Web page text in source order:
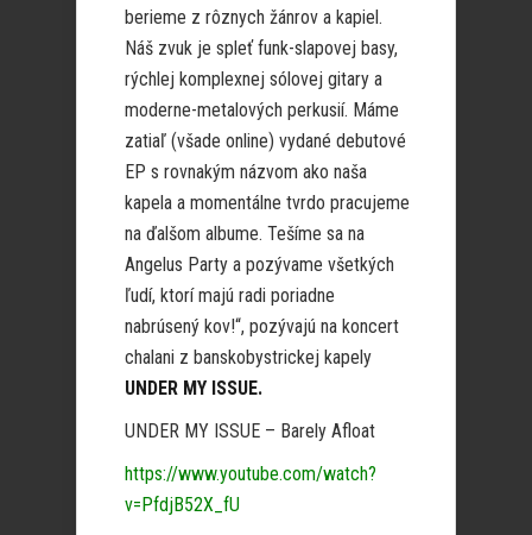
berieme z rôznych žánrov a kapiel.
Náš zvuk je spleť funk-slapovej basy,
rýchlej komplexnej sólovej gitary a
moderne-metalových perkusií. Máme
zatiaľ (všade online) vydané debutové
EP s rovnakým názvom ako naša
kapela a momentálne tvrdo pracujeme
na ďalšom albume. Tešíme sa na
Angelus Party a pozývame všetkých
ľudí, ktorí majú radi poriadne
nabrúsený kov!“, pozývajú na koncert
chalani z banskobystrickej kapely
UNDER MY ISSUE.
UNDER MY ISSUE – Barely Afloat
https://www.youtube.com/watch?
v=PfdjB52X_fU